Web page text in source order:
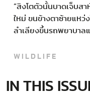
“สิงโตตัวนั้นบาดเจ็บส
ใหม่ ขนข้างตาซ้ายแห
ลำเลียงขึ้นรถพยาบาล
WILDLIFE
IN THIS